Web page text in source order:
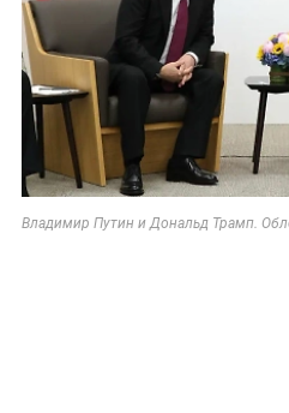
Владимир Путин и Дональд Трамп.